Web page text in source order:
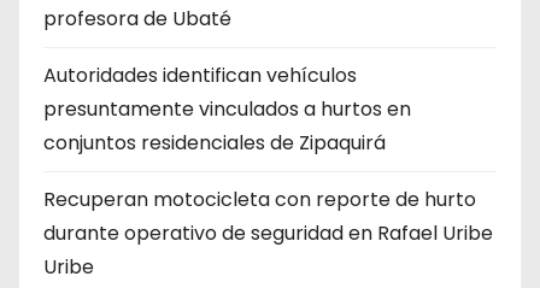
profesora de Ubaté
Autoridades identifican vehículos
presuntamente vinculados a hurtos en
conjuntos residenciales de Zipaquirá
Recuperan motocicleta con reporte de hurto
durante operativo de seguridad en Rafael Uribe
Uribe